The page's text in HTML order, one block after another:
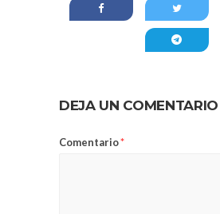
DEJA UN COMENTARIO
Comentario*